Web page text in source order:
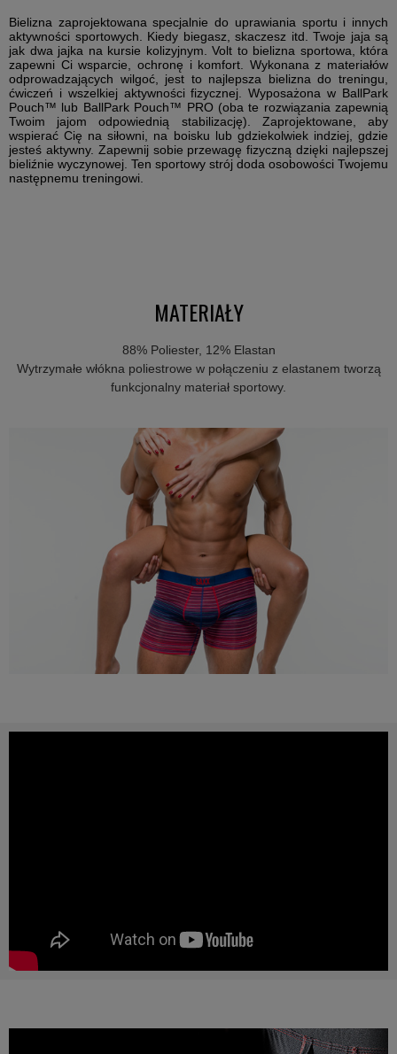
Bielizna zaprojektowana specjalnie do uprawiania sportu i innych
aktywności sportowych. Kiedy biegasz, skaczesz itd. Twoje jaja są
jak dwa jajka na kursie kolizyjnym. Volt to bielizna sportowa, która
zapewni Ci wsparcie, ochronę i komfort. Wykonana z materiałów
odprowadzających wilgoć, jest to najlepsza bielizna do treningu,
ćwiczeń i wszelkiej aktywności fizycznej. Wyposażona w BallPark
Pouch™ lub BallPark Pouch™ PRO (oba te rozwiązania zapewnią
Twoim jajom odpowiednią stabilizację). Zaprojektowane, aby
wspierać Cię na siłowni, na boisku lub gdziekolwiek indziej, gdzie
jesteś aktywny. Zapewnij sobie przewagę fizyczną dzięki najlepszej
bieliźnie wyczynowej. Ten sportowy strój doda osobowości Twojemu
następnemu treningowi.
MATERIAŁY
88% Poliester, 12% Elastan
Wytrzymałe włókna poliestrowe w połączeniu z elastanem tworzą
funkcjonalny materiał sportowy.